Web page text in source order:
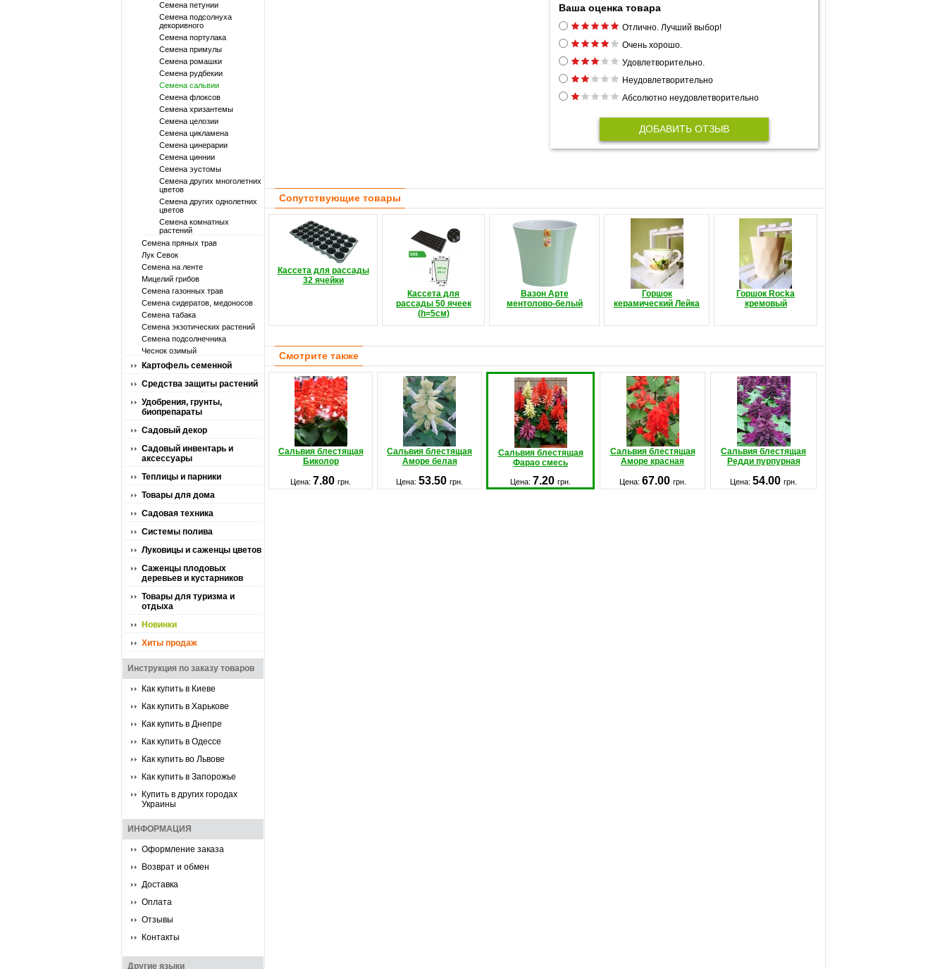
Семена петунии
Семена подсолнуха
декоривного
Семена портулака
Семена примулы
Семена ромашки
Семена рудбекии
Семена сальвии
Семена флоксов
Семена хризантемы
Семена целозии
Семена цикламена
Семена цинерарии
Семена циннии
Семена эустомы
Семена других многолетних
цветов
Семена других однолетних
цветов
Семена комнатных
растений
Семена пряных трав
Лук Севок
Семена на ленте
Мицелий грибов
Семена газонных трав
Семена сидератов, медоносов
Семена табака
Семена экзотических растений
Семена подсолнечника
Чеснок озимый
Картофель семенной
Средства защиты растений
Удобрения, грунты,
биопрепараты
Садовый декор
Садовый инвентарь и
аксессуары
Теплицы и парники
Товары для дома
Садовая техника
Системы полива
Луковицы и саженцы цветов
Саженцы плодовых
деревьев и кустарников
Товары для туризма и
отдыха
Новинки
Хиты продаж
Инструкция по заказу товаров
Как купить в Киеве
Как купить в Харькове
Как купить в Днепре
Как купить в Одессе
Как купить во Львове
Как купить в Запорожье
Купить в других городах
Украины
ИНФОРМАЦИЯ
Оформление заказа
Возврат и обмен
Доставка
Оплата
Отзывы
Контакты
Другие языки
Ваша оценка товара
Отлично. Лучший выбор!
Очень хорошо.
Удовлетворительно.
Неудовлетворительно
Абсолютно неудовлетворительно
ДОБАВИТЬ ОТЗЫВ
Сопутствующие товары
Кассета для рассады
32 ячейки
Кассета для
рассады 50 ячеек
(h=5см)
Вазон Арте
ментолово-белый
Горшок
керамический Лейка
Горшок Rocka
кремовый
Смотрите также
Сальвия блестящая
Биколор
Сальвия блестящая
Аморе белая
Сальвия блестящая
Фарао смесь
Сальвия блестящая
Аморе красная
Сальвия блестящая
Редди пурпурная
Цена: 7.80 грн. Цена: 53.50 грн. Цена: 7.20 грн. Цена: 67.00 грн. Цена: 54.00 грн.